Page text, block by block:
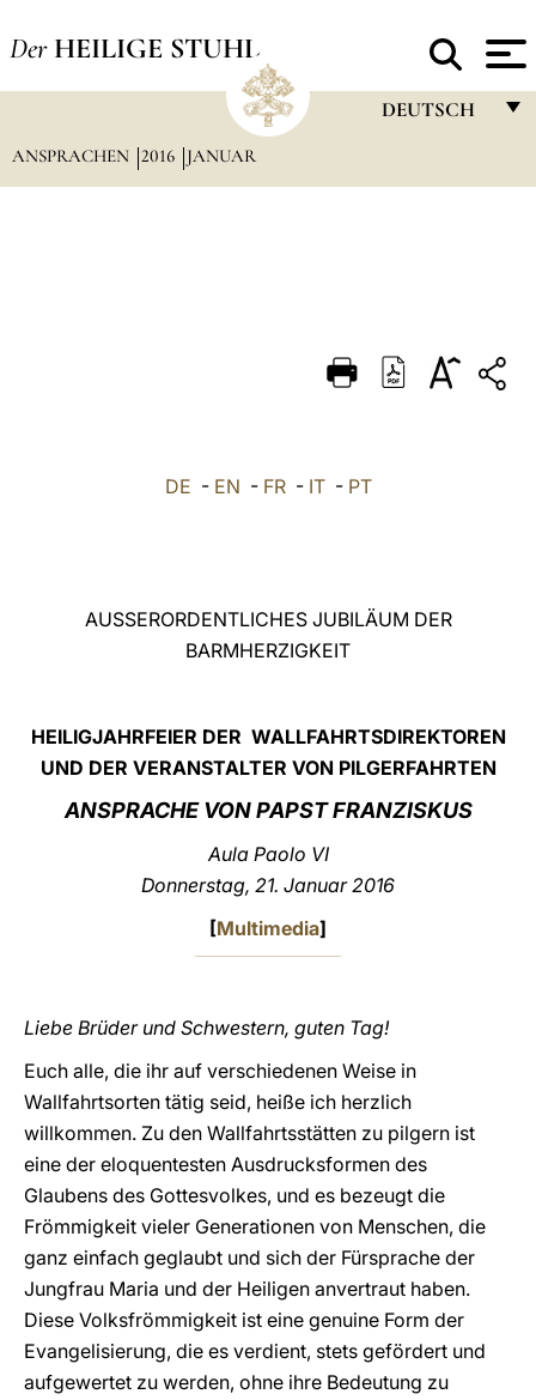
Der HEILIGE STUHL
DEUTSCH
DEUTSCH
ANSPRACHEN 2016 JANUAR
DE - EN - FR- IT- PT
AUSSERORDENTLICHES JUBILÄUM DER
BARMHERZIGKEIT
HEILIGJAHRFEIER DER WALLFAHRTSDIREKTOREN
UND DER VERANSTALTER VON PILGERFAHRTEN
ANSPRACHE VON PAPST FRANZISKUS
Aula Paolo VI
Donnerstag, 21. Januar 2016
[Multimedia]
Liebe Brüder und Schwestern, guten Tag!
Euch alle, die ihr auf verschiedenen Weise in
Wallfahrtsorten tätig seid, heiße ich herzlich
willkommen. Zu den Wallfahrtsstätten zu pilgern ist
eine der eloquentesten Ausdrucksformen des
Glaubens des Gottesvolkes, und es bezeugt die
Frömmigkeit vieler Generationen von Menschen, die
ganz einfach geglaubt und sich der Fürsprache der
Jungfrau Maria und der Heiligen anvertraut haben.
Diese Volksfrömmigkeit ist eine genuine Form der
Evangelisierung, die es verdient, stets gefördert und
aufgewertet zu werden, ohne ihre Bedeutung zu